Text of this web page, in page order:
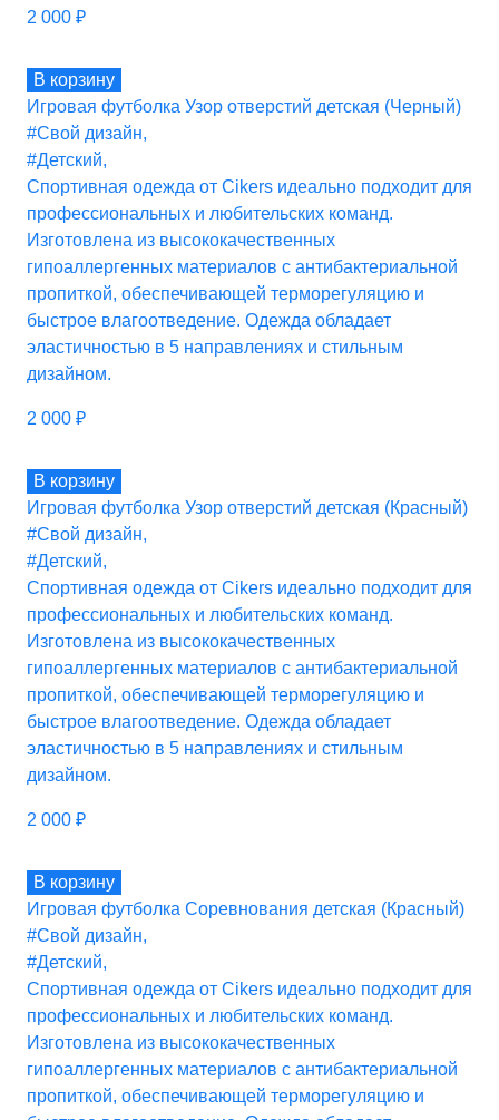
2 000 ₽
В корзину
Игровая футболка Узор отверстий детская (Черный)
#Свой дизайн,
#Детский,
Спортивная одежда от Cikers идеально подходит для
профессиональных и любительских команд.
Изготовлена из высококачественных
гипоаллергенных материалов с антибактериальной
пропиткой, обеспечивающей терморегуляцию и
быстрое влагоотведение. Одежда обладает
эластичностью в 5 направлениях и стильным
дизайном.
2 000 ₽
В корзину
Игровая футболка Узор отверстий детская (Красный)
#Свой дизайн,
#Детский,
Спортивная одежда от Cikers идеально подходит для
профессиональных и любительских команд.
Изготовлена из высококачественных
гипоаллергенных материалов с антибактериальной
пропиткой, обеспечивающей терморегуляцию и
быстрое влагоотведение. Одежда обладает
эластичностью в 5 направлениях и стильным
дизайном.
2 000 ₽
В корзину
Игровая футболка Соревнования детская (Красный)
#Свой дизайн,
#Детский,
Спортивная одежда от Cikers идеально подходит для
профессиональных и любительских команд.
Изготовлена из высококачественных
гипоаллергенных материалов с антибактериальной
пропиткой, обеспечивающей терморегуляцию и